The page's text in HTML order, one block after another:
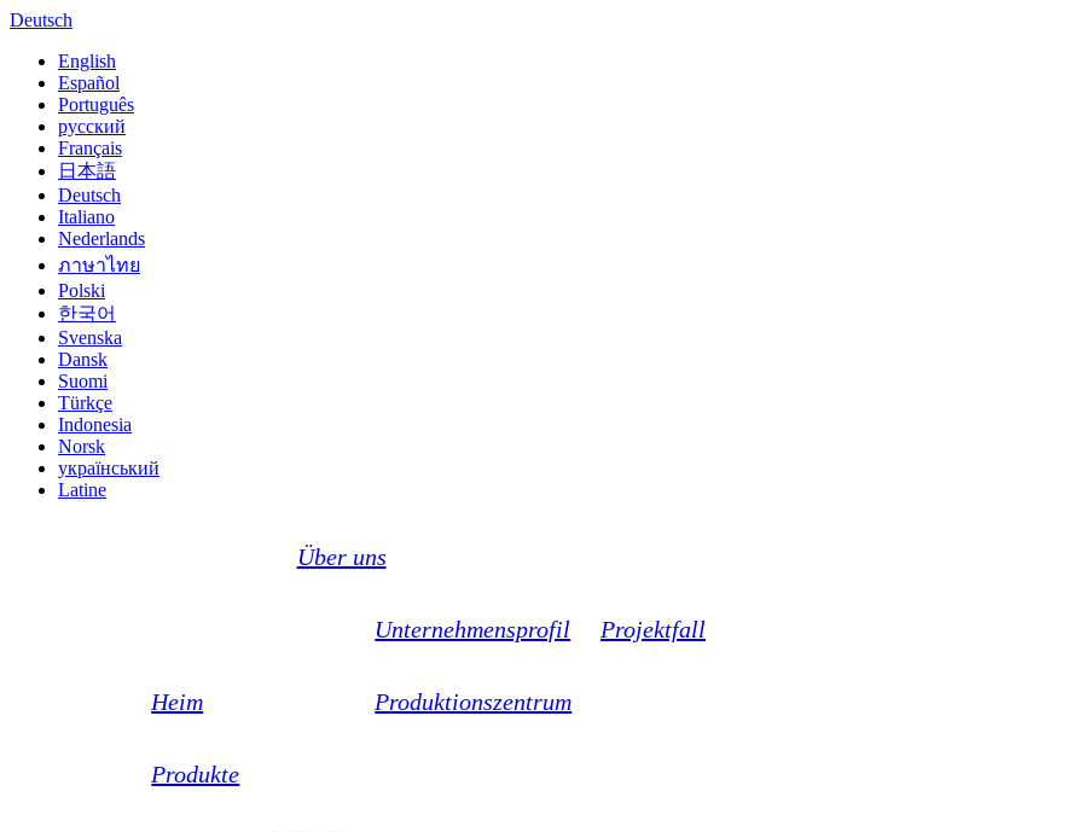
Deutsch
English
Español
Português
русский
Français
日本語
Deutsch
Italiano
Nederlands
ภาษาไทย
Polski
한국어
Svenska
Dansk
Suomi
Türkçe
Indonesia
Norsk‎
український
Latine
Heim
Über uns
Unternehmensprofil Projektfall
Produktionszentrum
Produkte